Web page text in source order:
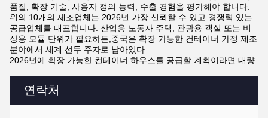
연락처
품질, 확장 기술, 사용자 정의 능력, 수출 경험을 평가해야 합니다.
위의 10개의 제조업체는 2026년 가장 신뢰할 수 있고 경쟁력 있는
공급업체를 대표합니다. 산업용 노동자 주택, 관광용 객실 또는 비
상용 모듈 단위가 필요하든,중국은 확장 가능한 컨테이너 가정 제조
분야에서 세계 선두 주자로 남아있다.
2026년에 확장 가능한 컨테이너 하우스를 공급할 계획이라면 대량